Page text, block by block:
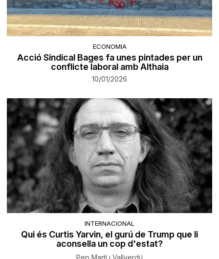
ECONOMIA
Acció Sindical Bages fa unes pintades per un
conflicte laboral amb Althaia
10/01/2026
INTERNACIONAL
Qui és Curtis Yarvin, el gurú de Trump que li
aconsella un cop d'estat?
Pep Martí i Vallverdú